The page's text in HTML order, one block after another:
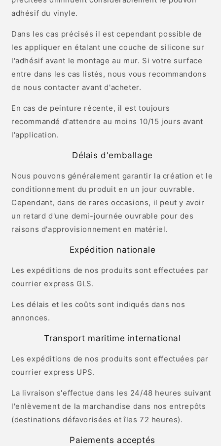
adhésif du vinyle.
Dans les cas précisés il est cependant possible de
les appliquer en étalant une couche de silicone sur
l'adhésif avant le montage au mur. Si votre surface
entre dans les cas listés, nous vous recommandons
de nous contacter avant d'acheter.
En cas de peinture récente, il est toujours
recommandé d'attendre au moins 10/15 jours avant
l'application.
Délais d'emballage
Nous pouvons généralement garantir la création et le
conditionnement du produit en un jour ouvrable.
Cependant, dans de rares occasions, il peut y avoir
un retard d'une demi-journée ouvrable pour des
raisons d'approvisionnement en matériel.
Expédition nationale
Les expéditions de nos produits sont effectuées par
courrier express GLS.
Les délais et les coûts sont indiqués dans nos
annonces.
Transport maritime international
Les expéditions de nos produits sont effectuées par
courrier express UPS.
La livraison s'effectue dans les 24/48 heures suivant
l'enlèvement de la marchandise dans nos entrepôts
(destinations défavorisées et îles 72 heures).
Paiements acceptés